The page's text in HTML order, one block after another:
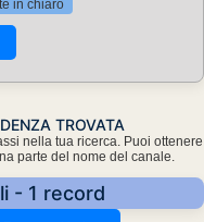
in chiaro
TROVATA
nella tua ricerca. Puoi ottenere
parte del nome del canale.
- 1 record